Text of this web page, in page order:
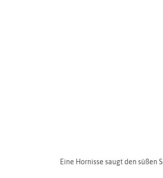
Eine Hornisse saugt den süßen